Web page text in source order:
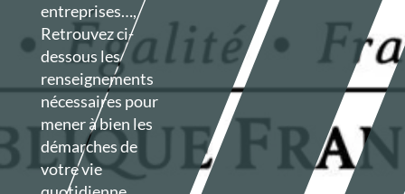
entreprises…,
Retrouvez ci-
dessous les
renseignements
nécessaires pour
mener à bien les
démarches de
votre vie